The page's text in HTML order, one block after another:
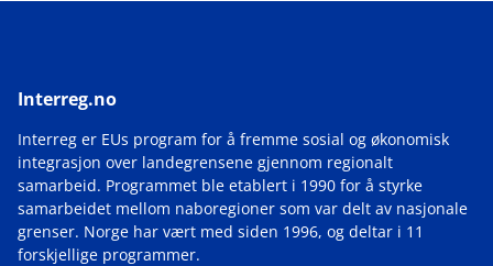
Interreg.no
Interreg er EUs program for å fremme sosial og økonomisk
integrasjon over landegrensene gjennom regionalt
samarbeid. Programmet ble etablert i 1990 for å styrke
samarbeidet mellom naboregioner som var delt av nasjonale
grenser. Norge har vært med siden 1996, og deltar i 11
forskjellige programmer.